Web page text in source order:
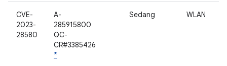
CVE-
2023-
28580
A-
285915800
QC-
CR#3385426
*
Sedang WLAN